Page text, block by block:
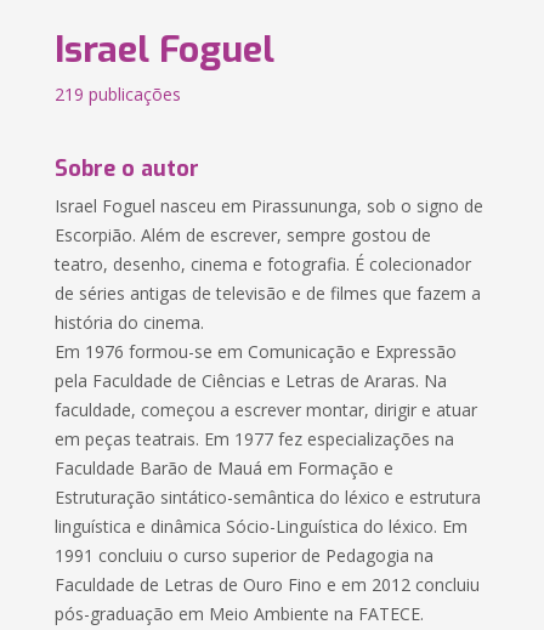
Israel Foguel
219 publicações
Sobre o autor
Israel Foguel nasceu em Pirassununga, sob o signo de
Escorpião. Além de escrever, sempre gostou de
teatro, desenho, cinema e fotografia. É colecionador
de séries antigas de televisão e de filmes que fazem a
história do cinema.
Em 1976 formou-se em Comunicação e Expressão
pela Faculdade de Ciências e Letras de Araras. Na
faculdade, começou a escrever montar, dirigir e atuar
em peças teatrais. Em 1977 fez especializações na
Faculdade Barão de Mauá em Formação e
Estruturação sintático-semântica do léxico e estrutura
linguística e dinâmica Sócio-Linguística do léxico. Em
1991 concluiu o curso superior de Pedagogia na
Faculdade de Letras de Ouro Fino e em 2012 concluiu
pós-graduação em Meio Ambiente na FATECE.